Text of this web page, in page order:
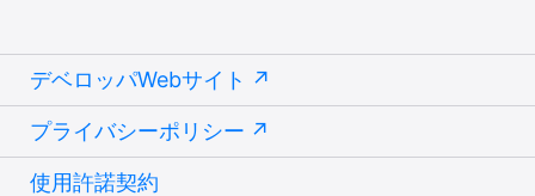
■口座未開設のお客様は、一部機能を除き「マーケット」と「お気
に入り」を無料でご利用いただけます。口座開設をご希望のお客様
手続きをおこなってください。
※注意事項
デベロッパWebサイト
プライバシーポリシー
使用許諾契約